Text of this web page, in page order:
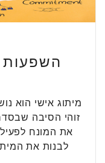
מיתוג אישי הוא
זוהי הסיבה
את המונח
לבנות את